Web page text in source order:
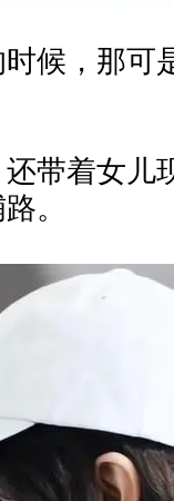
候，那可
带着女儿
。